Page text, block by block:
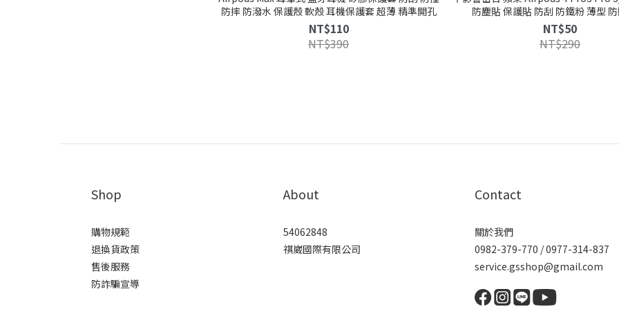
防摔 防潑水 保護殼 軟殼 耳機保護套 超薄 精準開孔
NT$110
NT$390
防塵貼 保護貼 防刮 防鐵粉 薄型
NT$50
NT$290
Shop
購物規範
退換貨政策
售後服務
防詐騙宣導
About
54062848
祺崴國際有限公司
Contact
關於我們
0982-379-770 / 0977-314-837
service.gsshop@gmail.com